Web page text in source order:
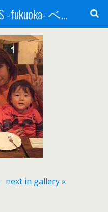
BABYFACE PLANET'S -fukuoka- ベビーフェイスプラネッツ 福岡(ベビフェ福岡)
next in gallery »